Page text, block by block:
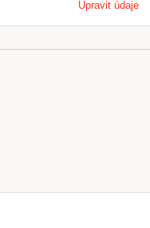
Upravit údaje